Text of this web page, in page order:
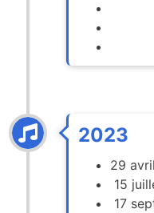
2023
29
15
17